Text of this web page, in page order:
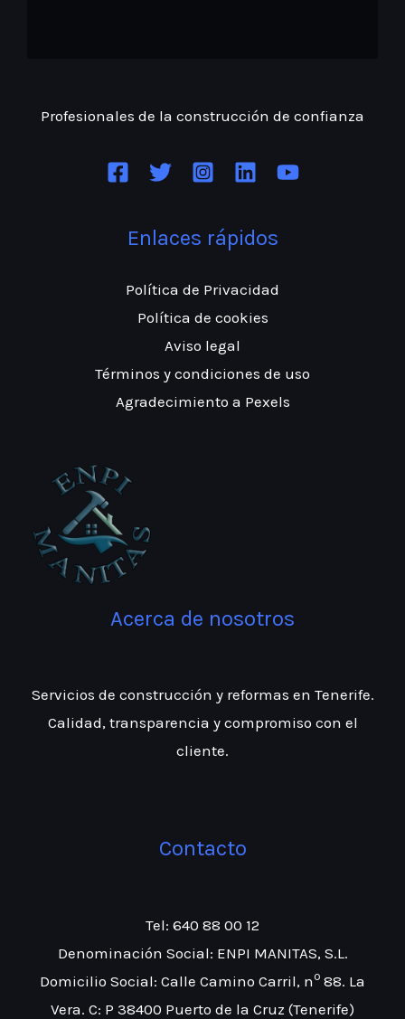
Profesionales de la construcción de confianza
Enlaces rápidos
Política de Privacidad
Política de cookies
Aviso legal
Términos y condiciones de uso
Agradecimiento a Pexels
Acerca de nosotros
Servicios de construcción y reformas en Tenerife.
Calidad, transparencia y compromiso con el
cliente.
Contacto
Tel: 640 88 00 12
Denominación Social: ENPI MANITAS, S.L.
Domicilio Social: Calle Camino Carril, n º 88. La
Vera. C: P 38400 Puerto de la Cruz (Tenerife)